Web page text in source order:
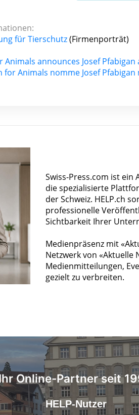
für Tierschutz(Firmenporträt)
announces Josef
for Animals nomme Josef
Swiss-Press.com ist ein
die spezialisierte
der Schweiz. HELP.ch
professionelle
Sichtbarkeit Ihrer
Medienpräsenz mit
Netzwerk von «Aktuelle
Medienmitteilungen,
gezielt zu verbreiten.
Online-Partner seit
HELP-Nutzer